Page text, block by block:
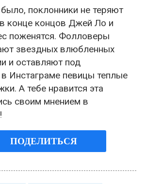
поклонники не теряют
конце концов Джей Ло и
поженятся. Фолловеры
звездных влюбленных
и оставляют под
Инстаграме певицы теплые
А тебе нравится эта
своим мнением в
ПОДЕЛИТЬСЯ